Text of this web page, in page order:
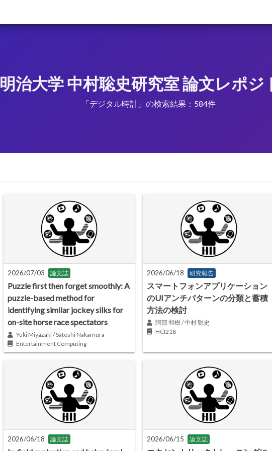
明治大学 中村聡史研究室 論文レポジ
「デジタル時計」の検索結果：584件
2026/07/03 論文誌
Puzzle first then forget smoothly: A
puzzle-based method for
identifying similar jockey silks for
on-site horse race spectators
Yuki Miyazaki / Satoshi Nakamura
Entertainment Computing
2026/06/18 研究報告
スマートフォンアプリケーション
のUIアンチパターンの分類と蓄積
方法の検討
阿部 和樹 / 中村 聡史
HCI218
2026/06/18 論文誌 2026/06/15 論文誌